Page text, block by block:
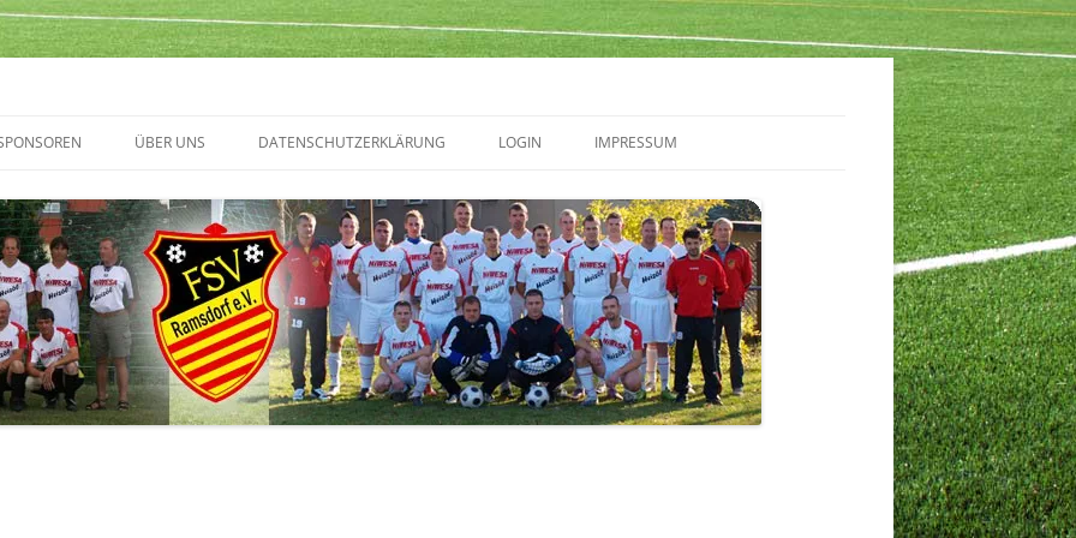
ÜBER UNS DATENSCHUTZERKLÄRUNG LOGIN IMPRESSUM